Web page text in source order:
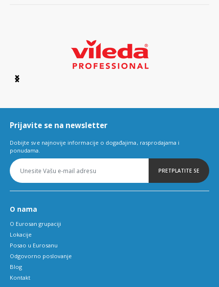
Item
6
Prijavite se na newsletter
Dobijte sve najnovije informacije o događajima, rasprodajama i
ponudama.
PRETPLATITE SE
O nama
O Eurosan grupaciji
Lokacije
Posao u Eurosanu
Odgovorno poslovanje
Blog
Kontakt